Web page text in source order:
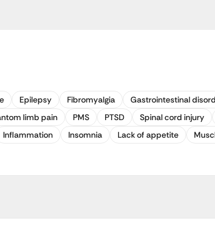
Epilepsy Fibromyalgia Gastrointestinal
limb pain PMS PTSD Spinal cord injury
Inflammation Insomnia Lack of appetite